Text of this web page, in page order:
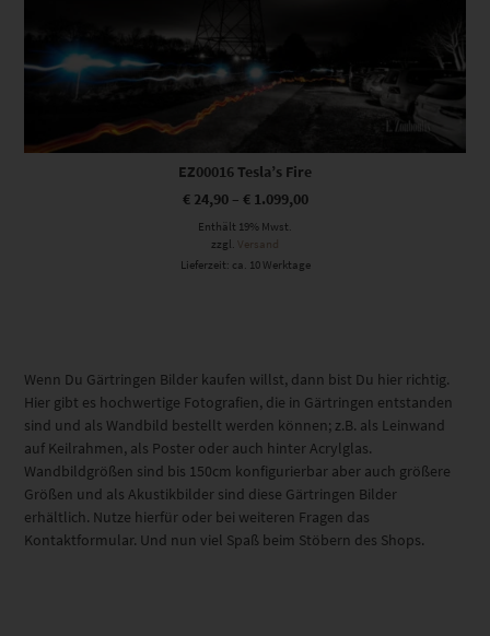
EZ00016 Tesla’s Fire
€24,90– €1.099,00
Enthält 19% Mwst.
zzgl. Versand
Lieferzeit: ca. 10 Werktage
Wenn Du Gärtringen Bilder kaufen willst, dann bist Du hier richtig.
Hier gibt es hochwertige Fotografien, die in Gärtringen entstanden
sind und als Wandbild bestellt werden können; z.B. als Leinwand
auf Keilrahmen, als Poster oder auch hinter Acrylglas.
Wandbildgrößen sind bis 150cm konfigurierbar aber auch größere
Größen und als Akustikbilder sind diese Gärtringen Bilder
erhältlich. Nutze hierfür oder bei weiteren Fragen das
Kontaktformular. Und nun viel Spaß beim Stöbern des Shops.